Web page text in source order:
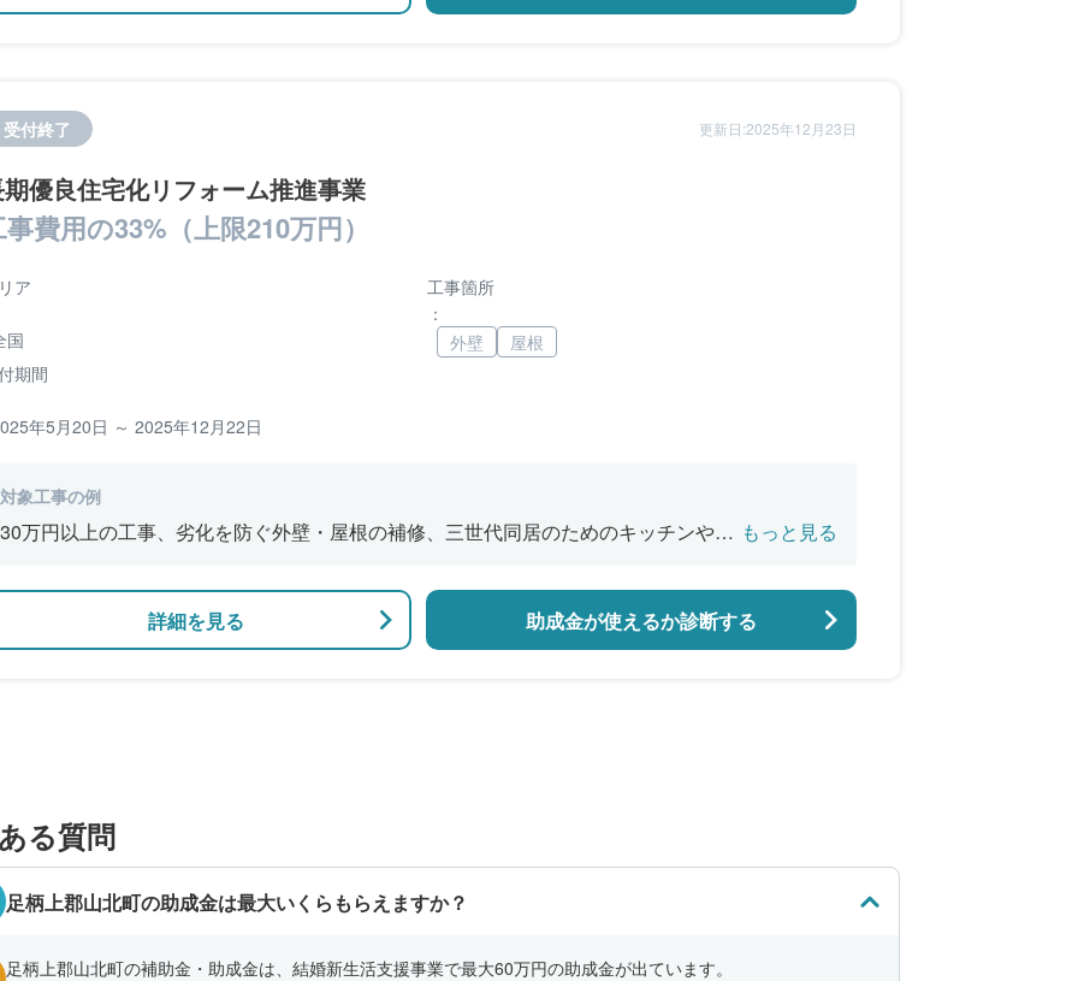
受付終了 更新日:2025年12月23日
優良住宅化リフォーム推進事業
費用の33%（上限210万円）
ア
国
期間
年5月20日 ～ 2025年12月22日
工事箇所
：
外壁
屋根
対象工事の例
30万円以上の工事、劣化を防ぐ外壁・屋根の補修、三世代同居のためのキッチンやお もっと見る
詳細を見る 助成金が使えるか診断する
る質問
足柄上郡山北町の助成金は最大いくらもらえますか？
足柄上郡山北町の補助金・助成金は、結婚新生活支援事業で最大60万円の助成金が出ています。